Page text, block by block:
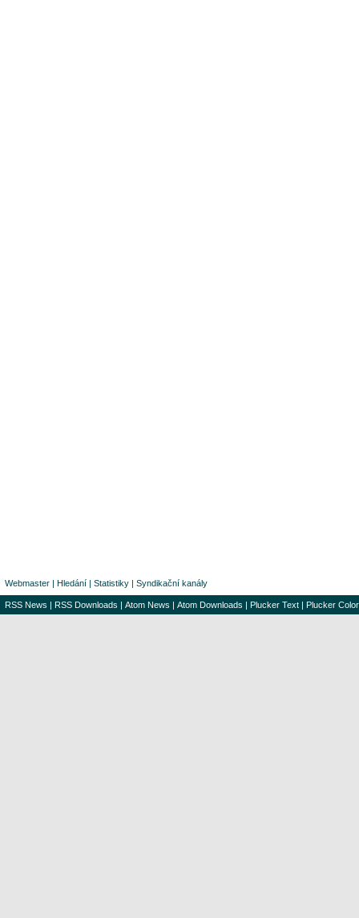
Webmaster | Hledání | Statistiky | Syndikační kanály
RSS News | RSS Downloads | Atom News | Atom Downloads | Plucker Text | Plucker Color